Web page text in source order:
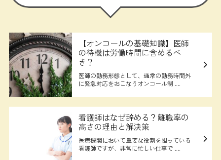
【オンコールの基礎知識】医師
の待機は労働時間に含めるべ
き？
医師の勤務形態として、通常の勤務時間外
に緊急対応をおこなうオンコール制 ....
看護師はなぜ辞める？離職率の
高さの理由と解決策
医療機関において重要な役割を担っている
看護師ですが、非常に忙しい仕事で ....